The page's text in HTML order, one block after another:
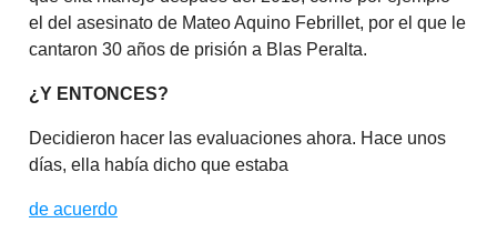
el del asesinato de Mateo Aquino Febrillet, por el que le
cantaron 30 años de prisión a Blas Peralta.
¿Y ENTONCES?
Decidieron hacer las evaluaciones ahora. Hace unos
días, ella había dicho que estaba
de acuerdo